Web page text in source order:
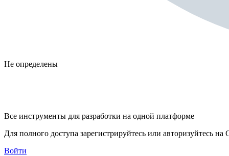
Не определены
Все инструменты для разработки на одной платформе
Для полного доступа зарегистрируйтесь или авторизуйтесь на
Войти